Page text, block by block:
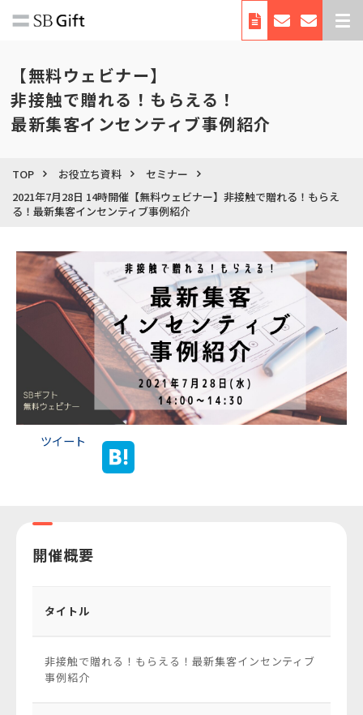
サービス紹介
導入事例
利用シーン・使い方
お役立ち資料
会社概要
【無料ウェビナー】
非接触で贈れる！もらえる！
最新集客インセンティブ事例紹介
TOP お役立ち資料
セミナー
2021年7月28日 14時開催【無料ウェビナー】非接触で贈れる！もらえ
る！最新集客インセンティブ事例紹介
ツイート
開催概要
タイトル
非接触で贈れる！もらえる！最新集客インセンティブ
事例紹介